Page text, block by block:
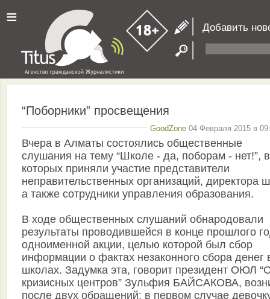
≡ Добавить
“Поборники” просвещения
GoodZone 04 Февраля 2015 в
Вчера в Алматы состоялись общественные
слушания на тему “Школе - да, поборам - нет!”, в
которых приняли участие представители
неправительственных организаций, директора
а также сотрудники управления образования.
В ходе общественных слушаний обнародовали
результаты проводившейся в конце прошлого
одноименной акции, целью которой был сбор
информации о фактах незаконного сбора денег
школах. Задумка эта, говорит президент ОЮЛ
кризисных центров” Зульфия БАЙСАКОВА,
после двух обращений: в первом случае